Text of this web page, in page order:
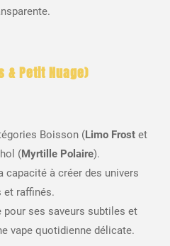
& Petit Nuage)
Boisson (Limo Frostet
(Myrtille Polaire).
capacité à créer des univers
et raffinés.
pour ses saveurs subtiles et
vape quotidienne délicate.